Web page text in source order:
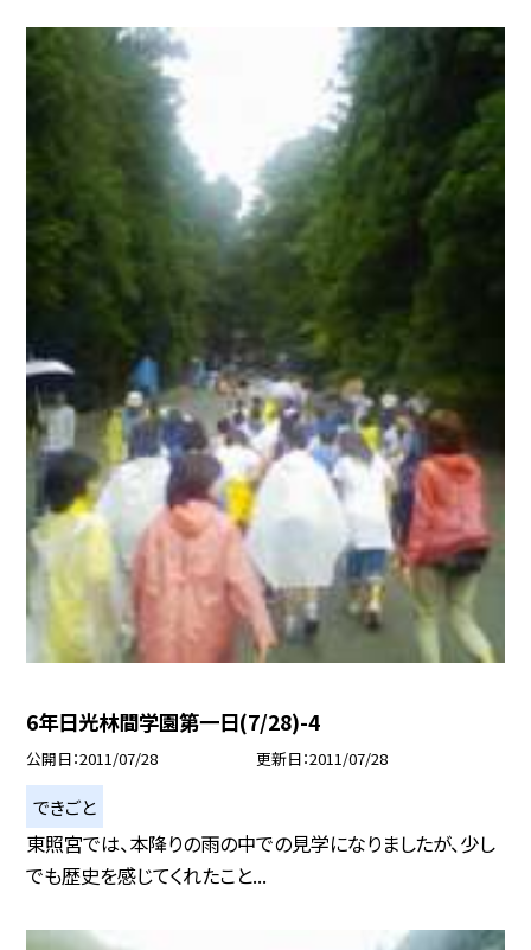
6年日光林間学園第一日(7/28)-4
公開日 2011/07/28 更新日 2011/07/28
できごと
東照宮では、本降りの雨の中での見学になりましたが、少し
でも歴史を感じてくれたこと...